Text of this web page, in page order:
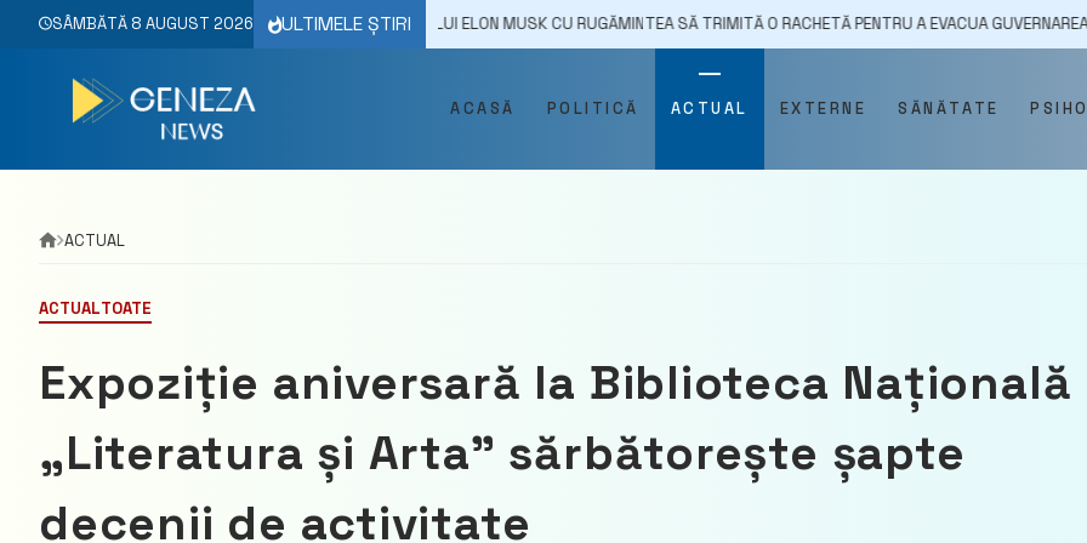
SÂMBĂTĂ 8 AUGUST 2026 ULTIMELE ȘTIRI
VIDEO// RENATO USATÎI SE ADRESEAZĂ LUI ELON MUSK CU RUGĂMINTEA SĂ TRIMITĂ O RACHETĂ PENTRU A EVACUA GUVERNAREA PAS
ACASĂ POLITICĂ ACTUAL EXTERNE SĂNĂTATE
ACTUAL
ACTUALTOATE
Expoziție aniversară la Biblioteca Națională
„Literatura și Arta” sărbătorește șapte
decenii de activitate